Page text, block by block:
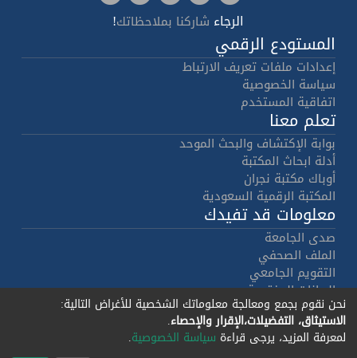
الرجاء شاركنا بملاحظاتك!
المستودع الرقمي
إعدادات ملفات تعريف الارتباط
سياسة الخصوصية
اتفاقية المستخدم
تعلم معنا
بوابة الإكتشاف والبحث الموحد
أدلة ابحاث المكتبة
أوباك مكتبة نجران
المكتبة الرقمية السعودية
معلومات قد تفيدك
صدى الجامعة
الملف الصحفي
التقويم الجامعي
البيانات المفتوحة
هوية الجامعة
جميع الحقوق برمجيات دي سبيس 7.4
نحن نقوم بجمع ومعالجة معلوماتك الشخصية للأغراض التالية:
الاستيثاق، التفضيلات،الإقرار والإحصاء.
لمعرفة المزيد، يرجى قراءة سياسة الخصوصية.